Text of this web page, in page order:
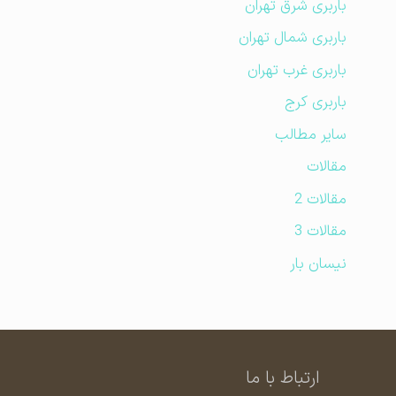
باربری شرق تهران
باربری شمال تهران
باربری غرب تهران
باربری کرج
سایر مطالب
مقالات
مقالات 2
مقالات 3
نیسان بار
ارتباط با ما